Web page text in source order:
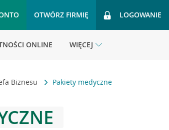
OTWÓRZ FIRMIĘ LOGOWANIE
ONLINE WIĘCEJ
Biznesu Pakiety medyczne